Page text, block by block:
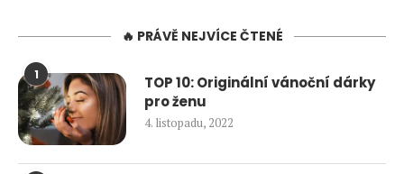
🔥 PRÁVĚ NEJVÍCE ČTENÉ
1
TOP 10: Originální vánoční dárky
pro ženu
4. listopadu, 2022